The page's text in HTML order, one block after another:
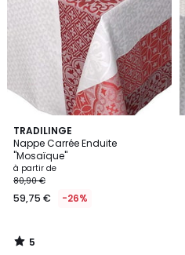
TRADILINGE
Nappe Carrée Enduite
"Mosaïque"
à partir de
80,90 €
59,75 € -26%
5
/
5
5
/